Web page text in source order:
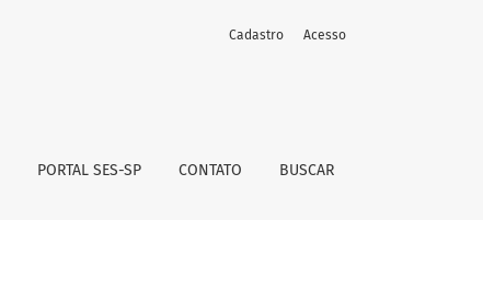
PORTAL SES-SP CONTATO BUSCAR
Cadastro Acesso